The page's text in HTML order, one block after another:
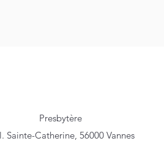
Presbytère
Sainte-Catherine, 56000 Vannes